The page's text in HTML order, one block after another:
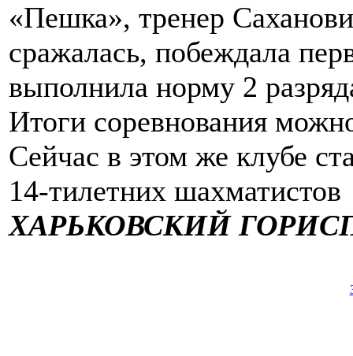
«Пешка», тренер
сражалась, побеждала
выполнила норму 2
Итоги соревнования
Сейчас в этом же клубе
14-тилетних шахматистов
ХАРЬКОВСКИЙ